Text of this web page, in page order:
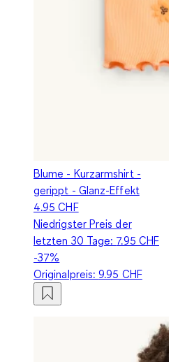
Blume - Kurzarmshirt -
gerippt - Glanz-Effekt
4.95 CHF
Niedrigster Preis der
letzten 30 Tage: 7.95 CHF
-37%
Originalpreis:9.95 CHF